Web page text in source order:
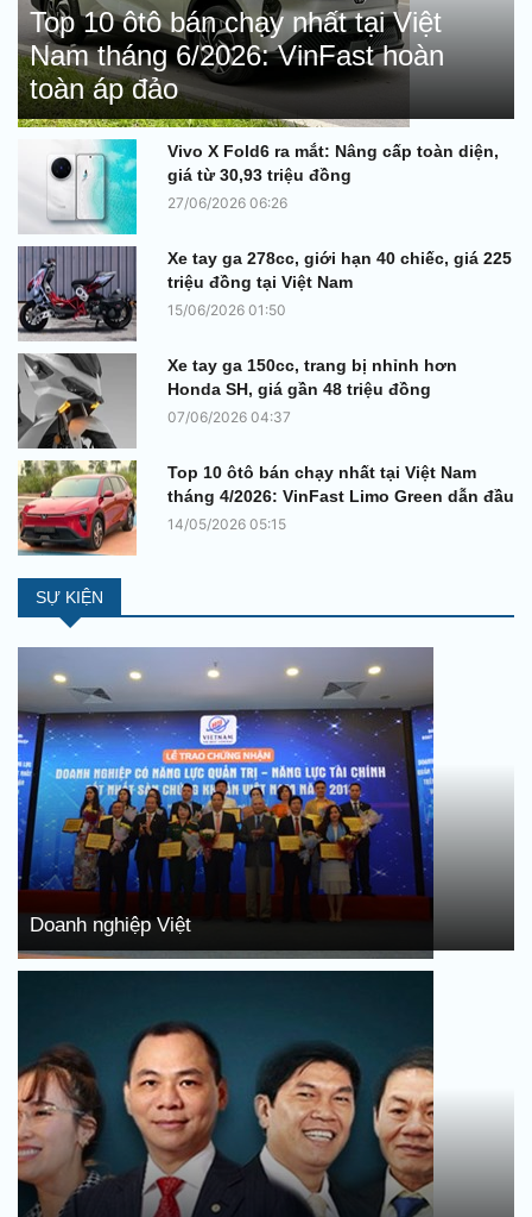
Top 10 ôtô bán chạy nhất tại Việt
Nam tháng 6/2026: VinFast hoàn
toàn áp đảo
Vivo X Fold6 ra mắt: Nâng cấp toàn diện,
giá từ 30,93 triệu đồng
27/06/2026 06:26
Xe tay ga 278cc, giới hạn 40 chiếc, giá 225
triệu đồng tại Việt Nam
15/06/2026 01:50
Xe tay ga 150cc, trang bị nhỉnh hơn
Honda SH, giá gần 48 triệu đồng
07/06/2026 04:37
Top 10 ôtô bán chạy nhất tại Việt Nam
tháng 4/2026: VinFast Limo Green dẫn đầu
14/05/2026 05:15
SỰ KIỆN
Doanh nghiệp Việt